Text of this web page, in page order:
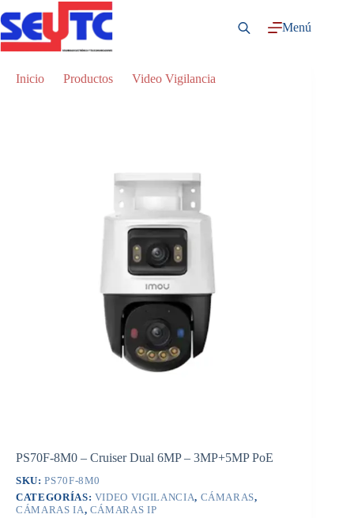
al
contenido
Menú
Inicio Productos
Video Vigilancia
PS70F-8M0 – Cruiser Dual 6MP – 3MP+5MP PoE
SKU:PS70F-8M0
CATEGORÍAS: VIDEO VIGILANCIA, CÁMARAS,
CÁMARAS IA, CÁMARAS IP